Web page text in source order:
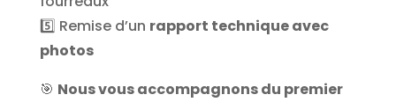
5️⃣ Remise d’un rapport technique avec
photos
🎯 Nous vous accompagnons du premier